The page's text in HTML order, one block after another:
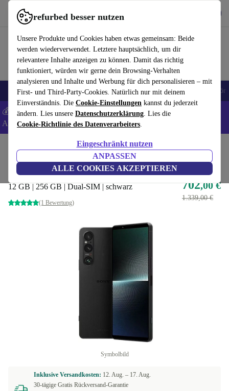
refurbed besser nutzen
Unsere Produkte und Cookies haben etwas gemeinsam: Beide
werden wiederverwendet. Letztere hauptsächlich, um dir
relevantere Inhalte anzeigen zu können. Damit das richtig
funktioniert, würden wir gerne dein Browsing-Verhalten
analysieren und Inhalte und Werbung für dich personalisieren – mit
First- und Third-Party-Cookies. Natürlich nur mit deinem
Einverständnis. Die Cookie-Einstellungen kannst du jederzeit
ändern. Lies unsere Datenschutzerklärung. Lies die
Cookie-Richtlinie des Datenverarbeiters.
Eingeschränkt nutzen
ANPASSEN
ALLE COOKIES AKZEPTIEREN
refurbed schnell und einfach nutzen
🎒 Back to school Handys Laptops Tablets Smartwatches Zubehör
💰 Extra -8% auf Samsung- und Google-Smartphones - Code:
ANDROID8 -AGB
Handys & Smartphones Sony Handys
Xperia 1 V
12 GB | 256 GB | Dual-SIM | schwarz
(1 Bewertung)
702,00 €
1.339,00 €
Symbolbild
Inklusive Versandkosten: 12. Aug. – 17. Aug.
30-tägige Gratis Rückversand-Garantie